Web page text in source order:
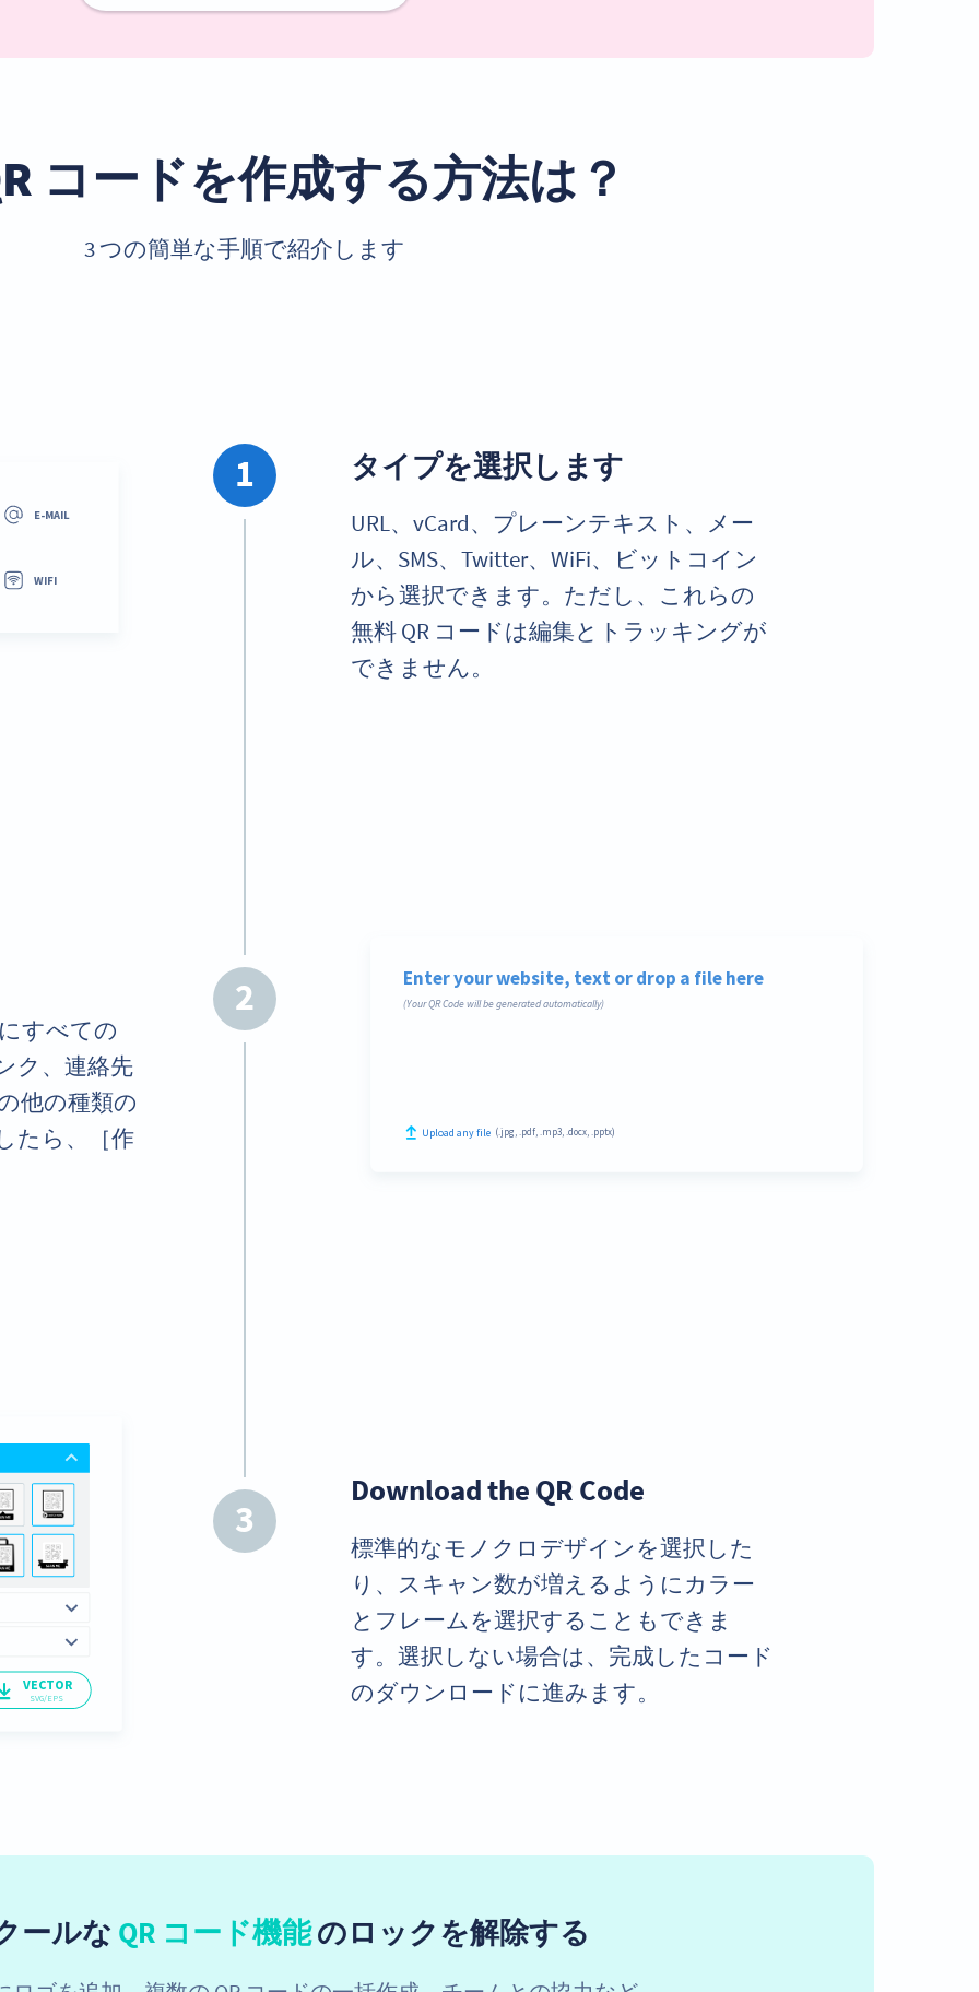
コードを作成する方法は？
3 つの簡単な手順で紹介します
1
2
3
タイプを選択します
URL、vCard、プレーンテキスト、メー
ル、SMS、Twitter、WiFi、ビットコイン
から選択できます。ただし、これらの
無料 QR コードは編集とトラッキングが
できません。
すべての
ク、連絡先
他の種類の
たら、［作
Download the QR Code
標準的なモノクロデザインを選択した
り、スキャン数が増えるようにカラー
とフレームを選択することもできま
す。選択しない場合は、完成したコード
のダウンロードに進みます。
ールな QR コード機能のロックを解除する